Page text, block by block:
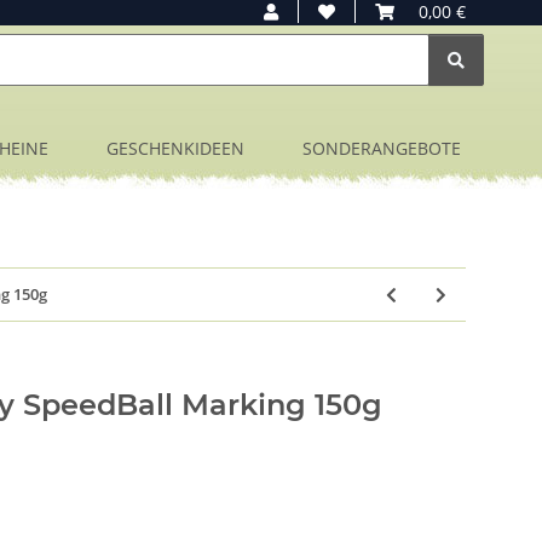
0,00 €
GESCHENKIDEEN SONDERANGEBOTE
150g
SpeedBall Marking 150g